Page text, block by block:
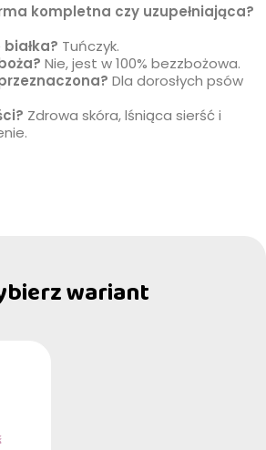
kompletna czy uzupełniająca?
białka? Tuńczyk.
Nie, jest w 100% bezzbożowa.
Dla dorosłych psów
Zdrowa skóra, lśniąca sierść i
wariant